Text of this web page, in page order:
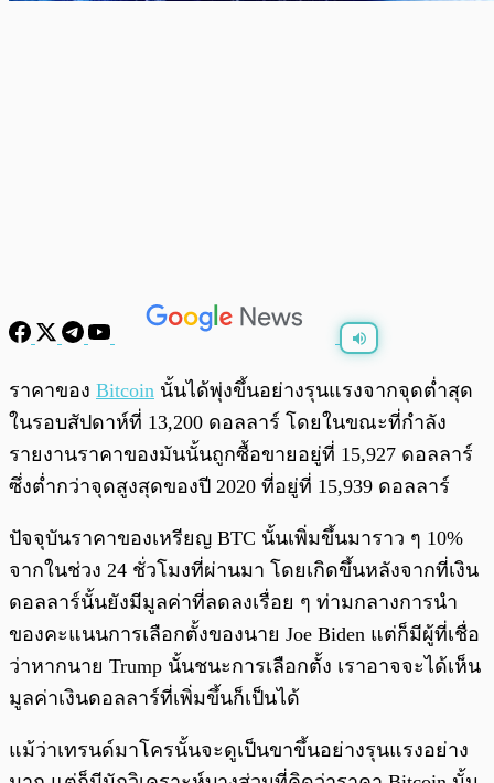
0:00
ราคาของ Bitcoin นั้นได้พุ่งขึ้นอย่างรุนแรงจากจุดต่ำสุด
ในรอบสัปดาห์ที่ 13,200 ดอลลาร์ โดยในขณะที่กำลัง
รายงานราคาของมันนั้นถูกซื้อขายอยู่ที่ 15,927 ดอลลาร์
ซึ่งต่ำกว่าจุดสูงสุดของปี 2020 ที่อยู่ที่ 15,939 ดอลลาร์
ปัจจุบันราคาของเหรียญ BTC นั้นเพิ่มขึ้นมาราว ๆ 10%
จากในช่วง 24 ชั่วโมงที่ผ่านมา โดยเกิดขึ้นหลังจากที่เงิน
ดอลลาร์นั้นยังมีมูลค่าที่ลดลงเรื่อย ๆ ท่ามกลางการนำ
ของคะแนนการเลือกตั้งของนาย Joe Biden แต่ก็มีผู้ที่เชื่อ
ว่าหากนาย Trump นั้นชนะการเลือกตั้ง เราอาจจะได้เห็น
มูลค่าเงินดอลลาร์ที่เพิ่มขึ้นก็เป็นได้
แม้ว่าเทรนด์มาโครนั้นจะดูเป็นขาขึ้นอย่างรุนแรงอย่าง